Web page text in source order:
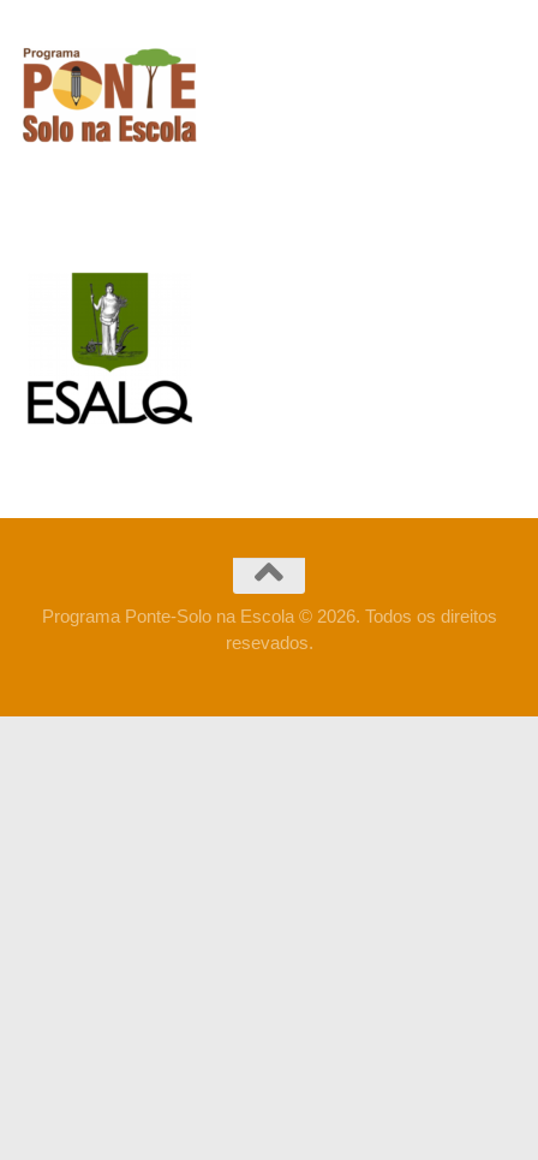
Programa Ponte-Solo na Escola © 2026. Todos os direitos
resevados.